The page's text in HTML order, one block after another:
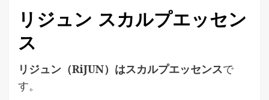
リジュン スカルプエッセン
ス
リジュン（RiJUN）はスカルプエッセンスで
す。